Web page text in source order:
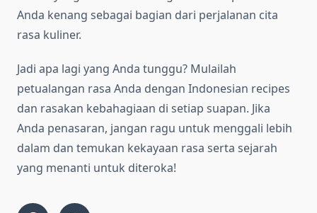
Anda kenang sebagai bagian dari perjalanan cita
rasa kuliner.
Jadi apa lagi yang Anda tunggu? Mulailah
petualangan rasa Anda dengan Indonesian recipes
dan rasakan kebahagiaan di setiap suapan. Jika
Anda penasaran, jangan ragu untuk menggali lebih
dalam dan temukan kekayaan rasa serta sejarah
yang menanti untuk diteroka!